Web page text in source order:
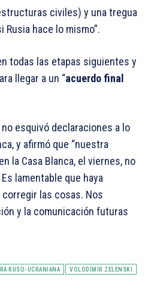
civiles) y una tregua
Rusia hace lo mismo”.
todas las etapas siguientes y
llegar a un “acuerdo final
esquivó declaraciones a lo
y afirmó que “nuestra
la Casa Blanca, el viernes, no
lamentable que haya
las cosas. Nos
y la comunicación futuras
RUSO-UCRANIANA VOLODÍMIR ZELENSKI